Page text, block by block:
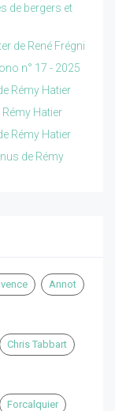
de bergers et
de René Frégni
n° 17 - 2025
Rémy Hatier
Rémy Hatier
Rémy Hatier
de Rémy
Annot
Chris Tabbart
Forcalquier